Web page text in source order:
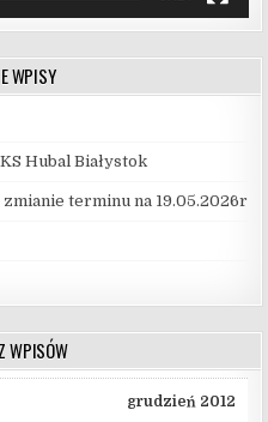
WPISY
Hubal Białystok
terminu na 19.05.2026r
WPISÓW
grudzień 2012